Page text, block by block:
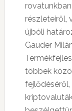
rovatunkban
részleteiről,
újbóli
Gauder
többek